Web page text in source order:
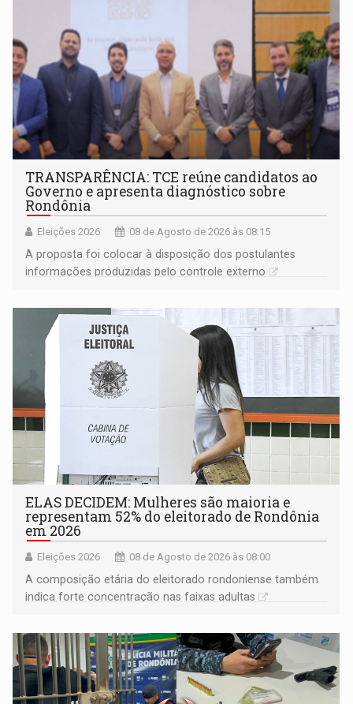
TRANSPARÊNCIA: TCE reúne candidatos ao
Governo e apresenta diagnóstico sobre
Rondônia
Eleições 2026 08 de Agosto de 2026 às 08:15
A proposta foi colocar à disposição dos postulantes
informações produzidas pelo controle externo
ELAS DECIDEM: Mulheres são maioria e
representam 52% do eleitorado de Rondônia
em 2026
Eleições 2026 08 de Agosto de 2026 às 08:00
A composição etária do eleitorado rondoniense também
indica forte concentração nas faixas adultas